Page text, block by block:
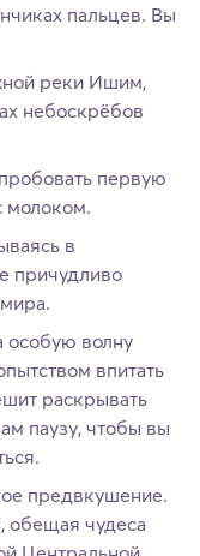
пальцев. Вы
реки Ишим,
небоскрёбов
первую
молоком.
в
причудливо
особую волну
впитать
раскрывать
паузу, чтобы вы
предвкушение.
обещая чудеса